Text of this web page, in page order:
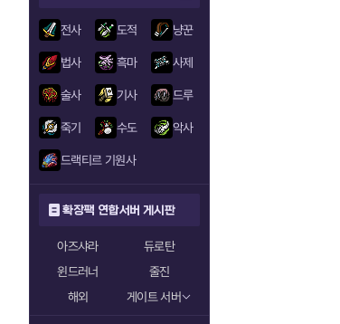
전사 도적 냥꾼
법사 흑마 사제
술사 기사 드루
죽기 수도 악사
드랙티르 기원사
확장팩 연합서버 게시판
아즈샤라
듀로탄
윈드러너
줄진
해외
게이트 서버